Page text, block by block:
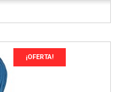
¡OFERTA!